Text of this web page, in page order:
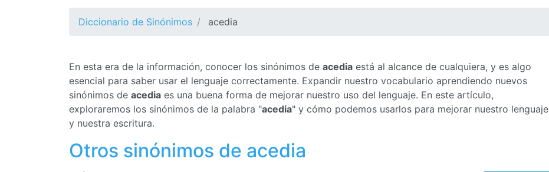
Diccionario de Sinónimos acedia
En esta era de la información, conocer los sinónimos de acedia está al alcance de cualquiera, y es algo
esencial para saber usar el lenguaje correctamente. Expandir nuestro vocabulario aprendiendo nuevos
sinónimos de acedia es una buena forma de mejorar nuestro uso del lenguaje. En este artículo,
exploraremos los sinónimos de la palabra "acedia" y cómo podemos usarlos para mejorar nuestro lenguaje
y nuestra escritura.
Otros sinónimos de acedia